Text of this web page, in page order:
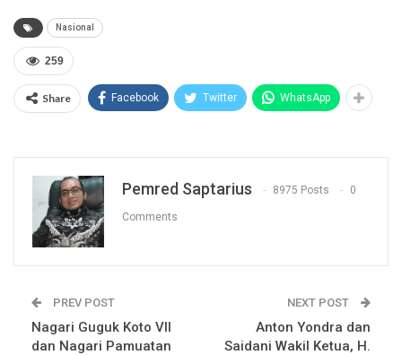
Nasional
259
Share Facebook Twitter WhatsApp
Pemred Saptarius 8975 Posts 0
Comments
PREV POST
Nagari Guguk Koto VII
dan Nagari Pamuatan
NEXT POST
Anton Yondra dan
Saidani Wakil Ketua, H.